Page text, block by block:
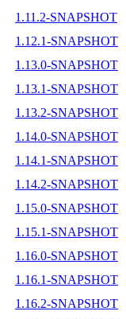
1.11.2-SNAPSHOT
1.12.1-SNAPSHOT
1.13.0-SNAPSHOT
1.13.1-SNAPSHOT
1.13.2-SNAPSHOT
1.14.0-SNAPSHOT
1.14.1-SNAPSHOT
1.14.2-SNAPSHOT
1.15.0-SNAPSHOT
1.15.1-SNAPSHOT
1.16.0-SNAPSHOT
1.16.1-SNAPSHOT
1.16.2-SNAPSHOT